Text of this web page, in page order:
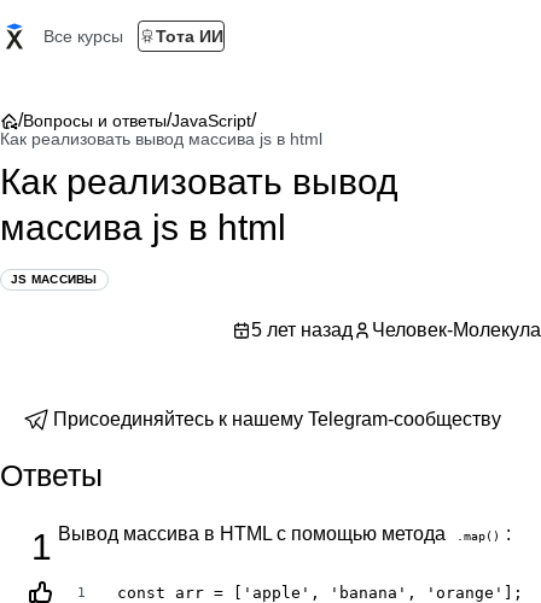
Все курсы Тота ИИ
/Вопросы и ответы/JavaScript/
Как реализовать вывод массива js в html
Как реализовать вывод
массива js в html
JS МАССИВЫ
5 лет назад Человек-Молекула
Присоединяйтесь к нашему Telegram-сообществу
Ответы
1 Вывод массива в HTML с помощью метода .map() :
1
const arr = ['apple', 'banana', 'orange'];